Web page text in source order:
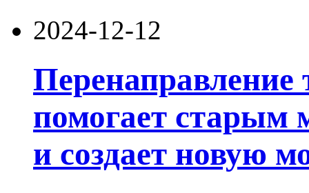
2024-12-12
помогает старым
и создает новую